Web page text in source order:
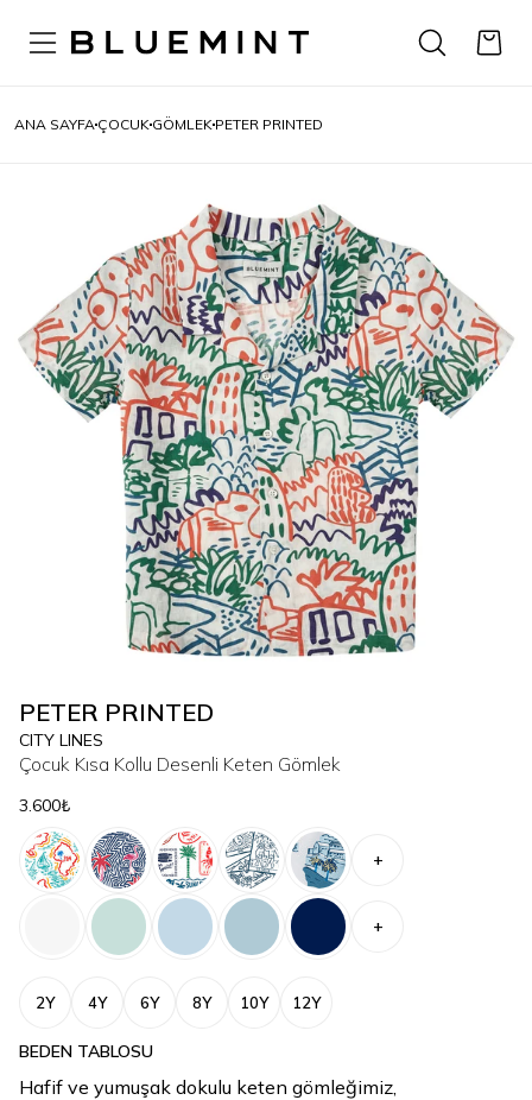
ANA SAYFA ÇOCUK GÖMLEK PETER PRINTED
PETER PRINTED
CITY LINES
Çocuk Kısa Kollu Desenli Keten Gömlek
3.600₺
+
+
2Y 4Y 6Y 8Y 10Y 12Y
BEDEN TABLOSU
Hafif ve yumuşak dokulu keten gömleğimiz,